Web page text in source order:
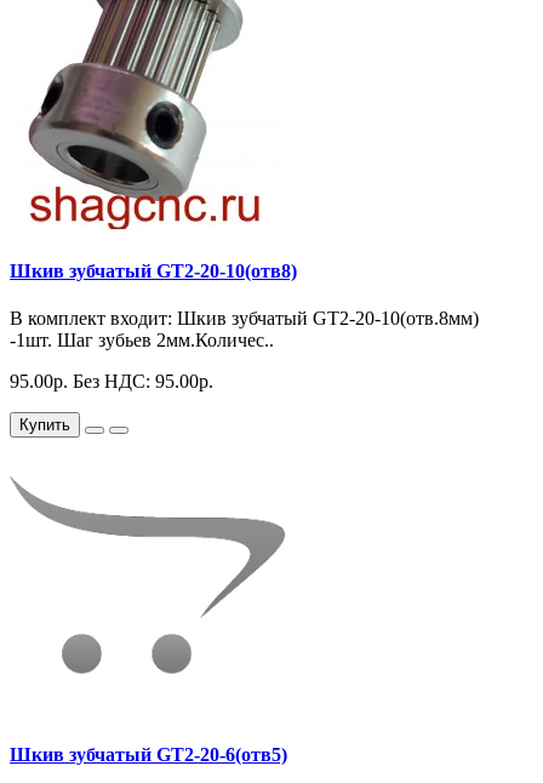
Шкив зубчатый GT2-20-10(отв8)
В комплект входит: Шкив зубчатый GT2-20-10(отв.8мм)
-1шт. Шаг зубьев 2мм.Количес..
95.00р. Без НДС: 95.00р.
Купить
Шкив зубчатый GT2-20-6(отв5)